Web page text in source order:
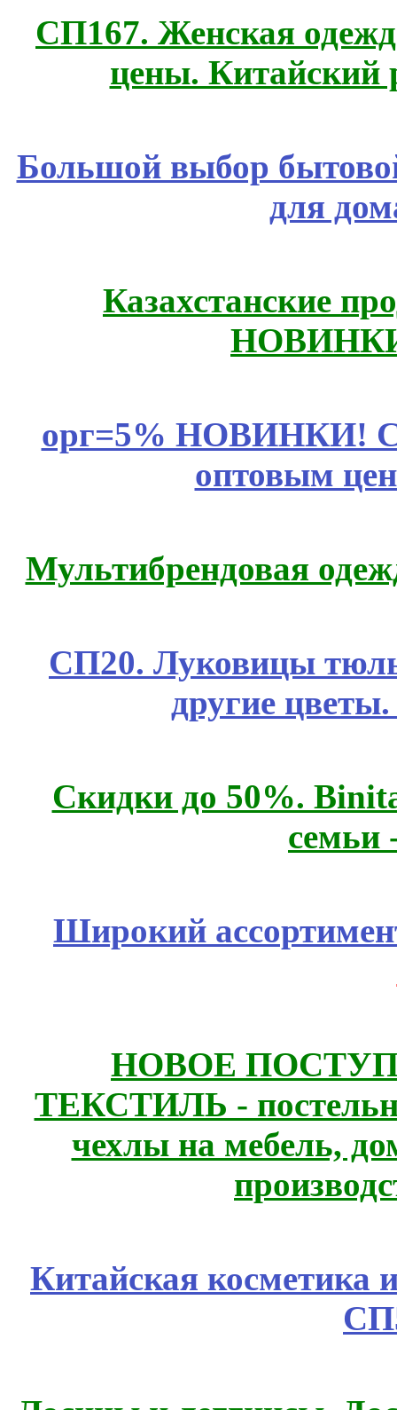
СП167. Женская
цены. Китайский
Большой выбор
для
Казахстанские
орг=5% НОВИНКИ!
оптовым
Мультибрендовая
СП20. Луковицы
другие
Скидки до 50%.
семьи
Широкий
НОВОЕ
ТЕКСТИЛЬ -
чехлы на мебель,
Китайская